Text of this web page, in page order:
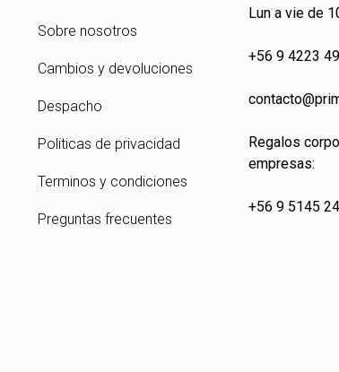
Sobre nosotros
Cambios y devoluciones
Despacho
Politicas de privacidad
Terminos y condiciones
Preguntas frecuentes
Lun a vie de
+56 9 4223
Regalos
empresas:
+56 9 5145